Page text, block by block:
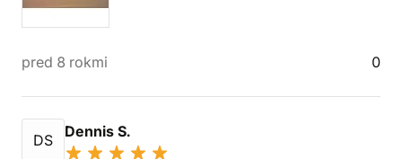
pred 8 rokmi 0
DS Dennis S.